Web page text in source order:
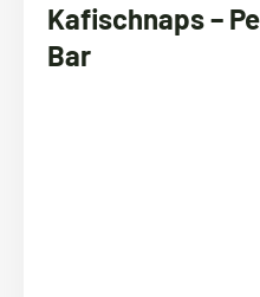
Kafischnaps –
Bar